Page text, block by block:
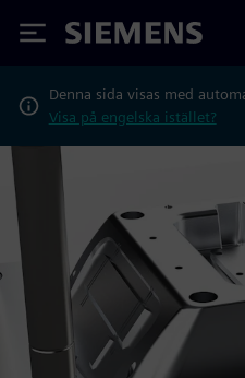
Siemens
Denna sida visas med
Visa på engelska istället?